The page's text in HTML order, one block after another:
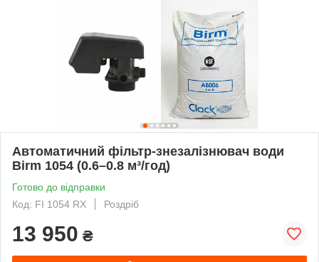
Автоматичний фільтр-знезалізнювач води
Birm 1054 (0.6–0.8 м³/год)
Готово до відправки
Код: FI 1054 RX
Роздріб
13 950 ₴